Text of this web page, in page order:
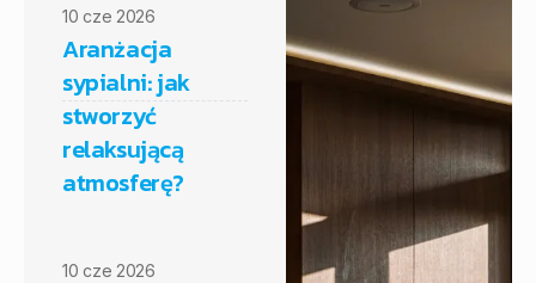
10 cze 2026
Aranżacja
sypialni: jak
stworzyć
relaksującą
atmosferę?
10 cze 2026